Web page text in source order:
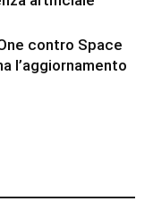
contro Space
l’aggiornamento